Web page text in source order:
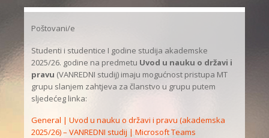
Poštovani/e
Studenti i studentice I godine studija akademske
2025/26. godine na predmetu Uvod u nauku o državi i
pravu (VANREDNI studij) imaju mogućnost pristupa MT
grupu slanjem zahtjeva za članstvo u grupu putem
sljedećeg linka:
General | Uvod u nauku o državi i pravu (akademska
2025/26) – VANREDNI studij | Microsoft Teams